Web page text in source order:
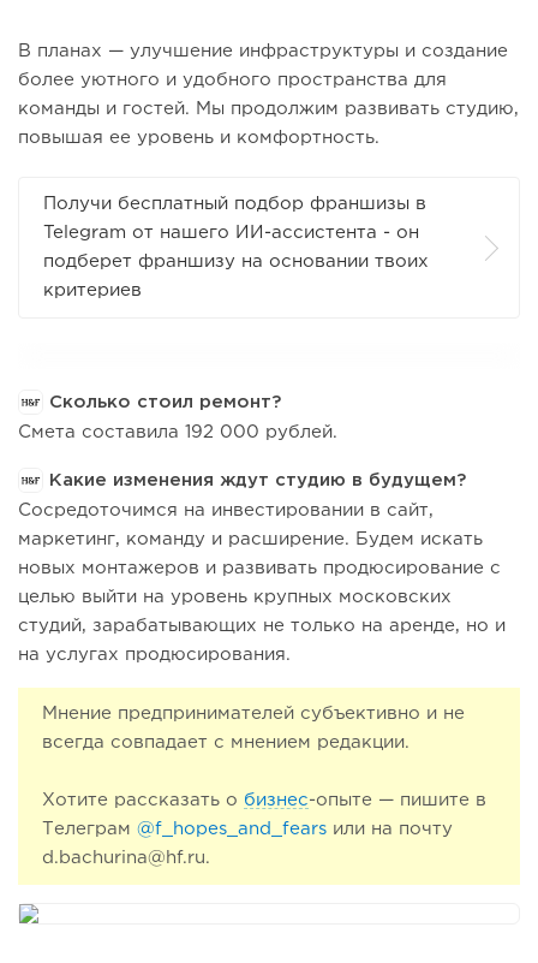
В планах — улучшение инфраструктуры и создание
более уютного и удобного пространства для
команды и гостей. Мы продолжим развивать студию,
повышая ее уровень и комфортность.
Получи бесплатный подбор франшизы в
Telegram от нашего ИИ-ассистента - он
подберет франшизу на основании твоих
критериев
Сколько стоил ремонт?
Смета составила 192 000 рублей.
Какие изменения ждут студию в будущем?
Сосредоточимся на инвестировании в сайт,
маркетинг, команду и расширение. Будем искать
новых монтажеров и развивать продюсирование с
целью выйти на уровень крупных московских
студий, зарабатывающих не только на аренде, но и
на услугах продюсирования.
Мнение предпринимателей субъективно и не
всегда совпадает с мнением редакции.
Хотите рассказать о бизнес-опыте — пишите в
Телеграм @f_hopes_and_fears или на почту
d.bachurina@hf.ru.